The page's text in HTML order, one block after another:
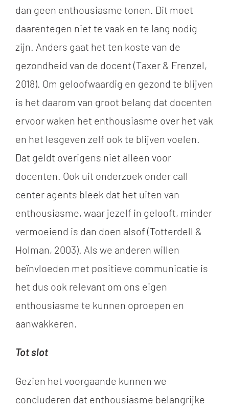
dan geen enthousiasme tonen. Dit moet
daarentegen niet te vaak en te lang nodig
zijn. Anders gaat het ten koste van de
gezondheid van de docent (Taxer & Frenzel,
2018). Om geloofwaardig en gezond te blijven
is het daarom van groot belang dat docenten
ervoor waken het enthousiasme over het vak
en het lesgeven zelf ook te blijven voelen.
Dat geldt overigens niet alleen voor
docenten. Ook uit onderzoek onder call
center agents bleek dat het uiten van
enthousiasme, waar jezelf in gelooft, minder
vermoeiend is dan doen alsof (Totterdell &
Holman, 2003). Als we anderen willen
beïnvloeden met positieve communicatie is
het dus ook relevant om ons eigen
enthousiasme te kunnen oproepen en
aanwakkeren.
Tot slot
Gezien het voorgaande kunnen we
concluderen dat enthousiasme belangrijke